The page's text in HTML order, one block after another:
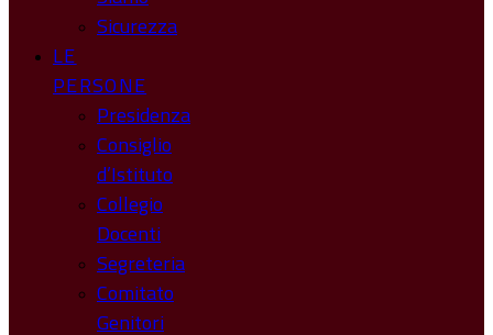
Sicurezza
LE
PERSONE
Presidenza
Consiglio
d’Istituto
Collegio
Docenti
Segreteria
Comitato
Genitori